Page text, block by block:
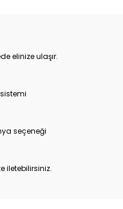
elinize ulaşır.
seçeneği
iletebilirsiniz.